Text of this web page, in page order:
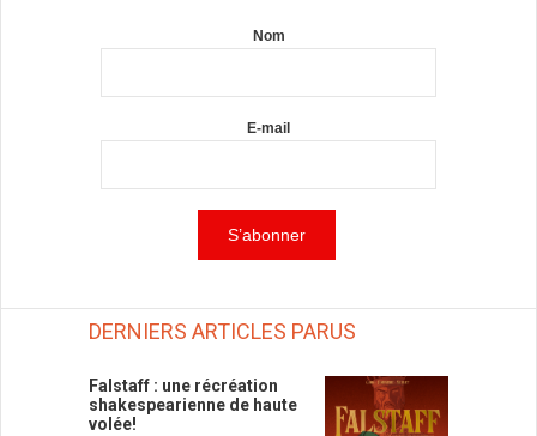
Nom
E-mail
DERNIERS ARTICLES PARUS
Falstaff : une récréation
shakespearienne de haute
volée!